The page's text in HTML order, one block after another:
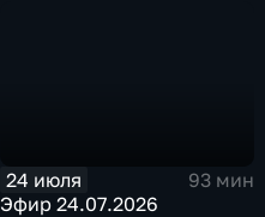
24 июля
93 мин
Эфир 24.07.2026